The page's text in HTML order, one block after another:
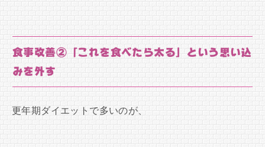
食事改善②「これを食べたら太る」という思い込
みを外す
更年期ダイエットで多いのが、